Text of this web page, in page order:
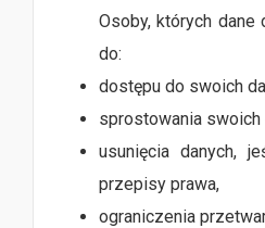
Osoby, których dane
do:
dostępu do swoich
sprostowania swoich
usunięcia danych,
przepisy prawa,
ograniczenia